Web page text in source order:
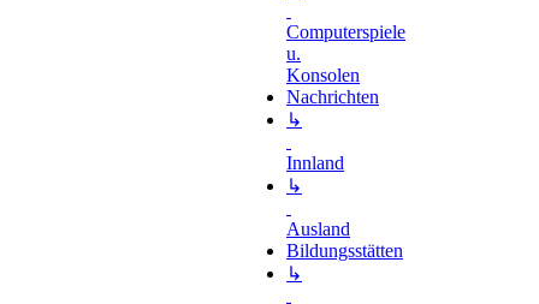
Computerspiele
u.
Konsolen
Nachrichten
↳
Innland
↳
Ausland
Bildungsstätten
↳